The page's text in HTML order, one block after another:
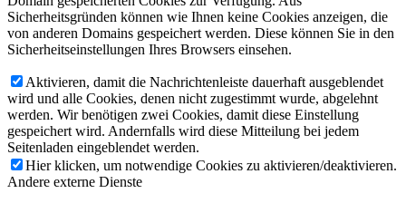
Sicherheitsgründen können wie Ihnen keine Cookies anzeigen, die
von anderen Domains gespeichert werden. Diese können Sie in den
Sicherheitseinstellungen Ihres Browsers einsehen.
Aktivieren, damit die Nachrichtenleiste dauerhaft ausgeblendet
wird und alle Cookies, denen nicht zugestimmt wurde, abgelehnt
werden. Wir benötigen zwei Cookies, damit diese Einstellung
gespeichert wird. Andernfalls wird diese Mitteilung bei jedem
Seitenladen eingeblendet werden.
Hier klicken, um notwendige Cookies zu aktivieren/deaktivieren.
Andere externe Dienste